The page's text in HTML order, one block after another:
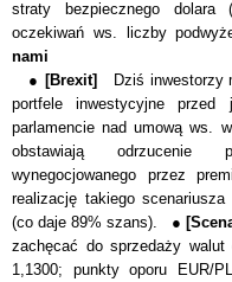
straty bezpiecznego
oczekiwań ws. liczby
nami
● [Brexit]
Dziś inwestorzy
portfele inwestycyjne przed
parlamencie nad umową ws.
obstawiają odrzucenie
wynegocjowanego przez
realizację takiego
(co daje 89% szans). ●
zachęcać do sprzedaży walut
1,1300; punkty oporu EUR/